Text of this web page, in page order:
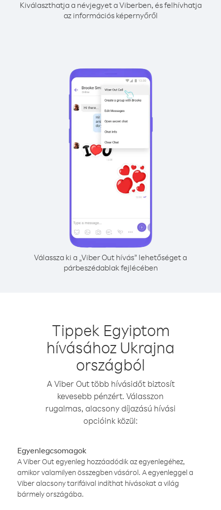
Kiválaszthatja a névjegyet a Viberben, és felhívhatja
az információs képernyőről
Válassza ki a „Viber Out hívás” lehetőséget a
párbeszédablak fejlécében
Tippek Egyiptom
hívásához Ukrajna
országból
A Viber Out több hívásidőt biztosít
kevesebb pénzért. Válasszon
rugalmas, alacsony díjazású hívási
opcióink közül:
Egyenlegcsomagok
A Viber Out egyenleg hozzáadódik az egyenlegéhez,
amikor valamilyen összegben vásárol. A egyenleggel a
Viber alacsony tarifáival indíthat hívásokat a világ
bármely országába.